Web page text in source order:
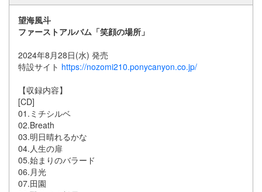
望海風斗
ファーストアルバム「笑顔の場所」
2024年8月28日(水) 発売
特設サイト https://nozomi210.ponycanyon.co.jp/
【収録内容】
[CD]
01.ミチシルベ
02.Breath
03.明日晴れるかな
04.人生の扉
05.始まりのバラード
06.月光
07.田園